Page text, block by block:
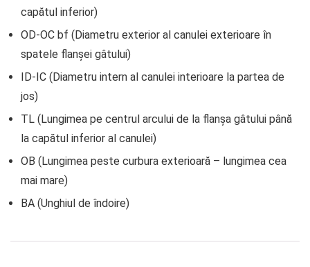
capătul inferior)
OD-OC bf (Diametru exterior al canulei exterioare în
spatele flanșei gâtului)
ID-IC (Diametru intern al canulei interioare la partea de
jos)
TL (Lungimea pe centrul arcului de la flanșa gâtului până
la capătul inferior al canulei)
OB (Lungimea peste curbura exterioară – lungimea cea
mai mare)
BA (Unghiul de îndoire)